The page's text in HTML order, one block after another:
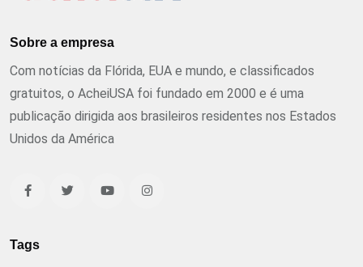
Sobre a empresa
Com notícias da Flórida, EUA e mundo, e classificados
gratuitos, o AcheiUSA foi fundado em 2000 e é uma
publicação dirigida aos brasileiros residentes nos Estados
Unidos da América
Tags